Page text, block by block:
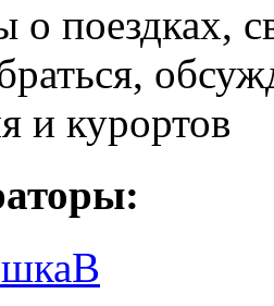
о поездках,
и курортов